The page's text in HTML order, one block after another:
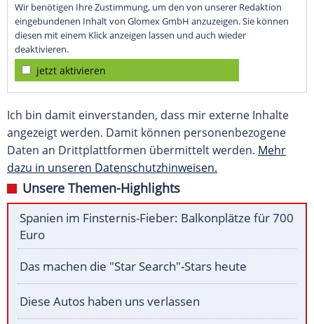
Wir benötigen Ihre Zustimmung, um den von unserer Redaktion
eingebundenen Inhalt von Glomex GmbH anzuzeigen. Sie können
diesen mit einem Klick anzeigen lassen und auch wieder
deaktivieren.
jetzt aktivieren
Ich bin damit einverstanden, dass mir externe Inhalte
angezeigt werden. Damit können personenbezogene
Daten an Drittplattformen übermittelt werden. Mehr
dazu in unseren Datenschutzhinweisen.
Unsere Themen-Highlights
Spanien im Finsternis-Fieber: Balkonplätze für 700
Euro
Das machen die "Star Search"-Stars heute
Diese Autos haben uns verlassen